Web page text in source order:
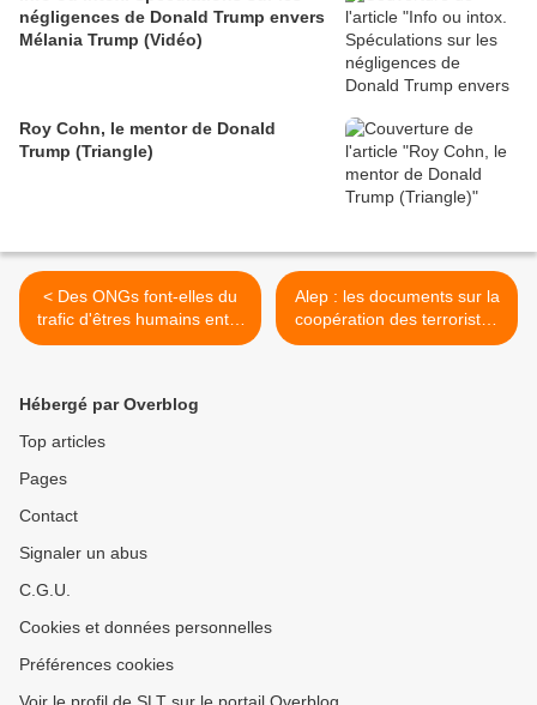
négligences de Donald Trump envers
Mélania Trump (Vidéo)
Roy Cohn, le mentor de Donald
Trump (Triangle)
< Des ONGs font-elles du
trafic d'êtres humains entre
la Libye et l'Italie ? (Vidéo)
Alep : les documents sur la
coopération des terroristes
avec l’Occident ont été
Hébergé par Overblog
Top articles
Pages
Contact
Signaler un abus
C.G.U.
Cookies et données personnelles
Préférences cookies